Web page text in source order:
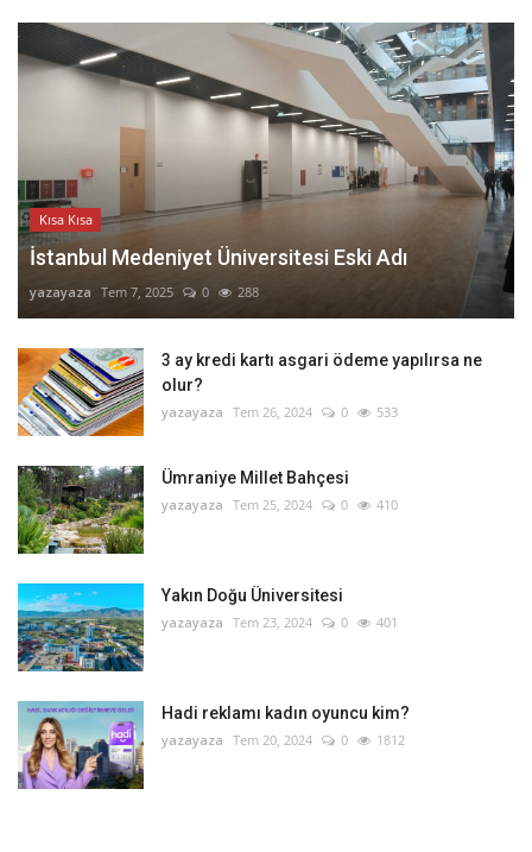
Kısa Kısa
İstanbul Medeniyet Üniversitesi Eski Adı
yazayaza Tem 7, 2025 0 288
3 ay kredi kartı asgari ödeme yapılırsa ne
olur?
yazayaza Tem 26, 2024 0 533
Ümraniye Millet Bahçesi
yazayaza Tem 25, 2024 0 410
Yakın Doğu Üniversitesi
yazayaza Tem 23, 2024 0 401
Hadi reklamı kadın oyuncu kim?
yazayaza Tem 20, 2024 0 1812